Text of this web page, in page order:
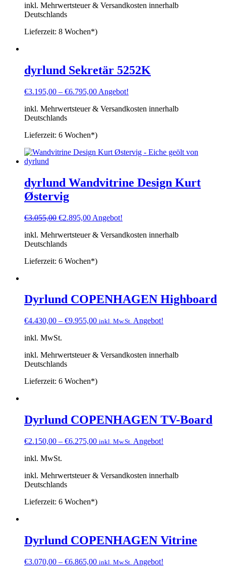
inkl. Mehrwertsteuer & Versandkosten innerhalb
Deutschlands
Lieferzeit: 8 Wochen*)
dyrlund Sekretär 5252K
€3.195,00 – €6.795,00 Angebot!
inkl. Mehrwertsteuer & Versandkosten innerhalb
Deutschlands
Lieferzeit: 6 Wochen*)
dyrlund Wandvitrine Design Kurt
Østervig
€3.055,00 Ursprünglicher
war:
€3.055,00
€2.895,00Aktueller
ist:
Angebot!
inkl. Mehrwertsteuer & Versandkosten innerhalb
Deutschlands
Lieferzeit: 6 Wochen*)
Dyrlund COPENHAGEN Highboard
€4.430,00 – €9.955,00 inkl. Mw.St. Angebot!
inkl. MwSt.
inkl. Mehrwertsteuer & Versandkosten innerhalb
Deutschlands
Lieferzeit: 6 Wochen*)
Dyrlund COPENHAGEN TV-Board
€2.150,00 – €6.275,00 inkl. Mw.St. Angebot!
inkl. MwSt.
inkl. Mehrwertsteuer & Versandkosten innerhalb
Deutschlands
Lieferzeit: 6 Wochen*)
Dyrlund COPENHAGEN Vitrine
€3.070,00 – €6.865,00 inkl. Mw.St. Angebot!